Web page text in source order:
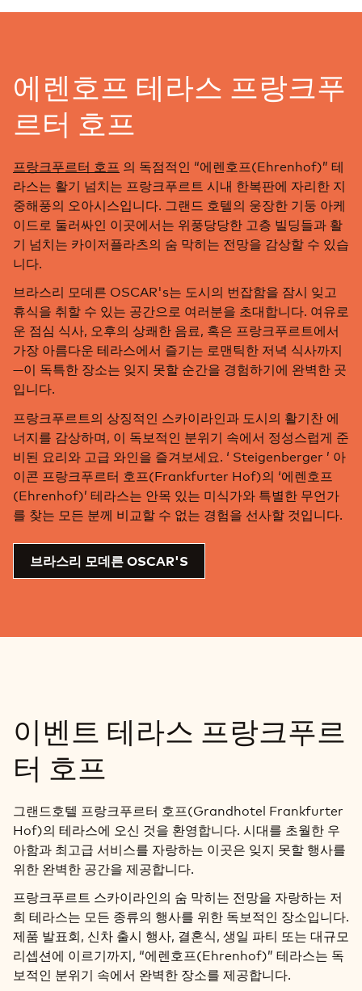
에렌호프 테라스 프랑크푸
르터 호프
프랑크푸르터 호프 의 독점적인 “에렌호프(Ehrenhof)” 테
라스는 활기 넘치는 프랑크푸르트 시내 한복판에 자리한 지
중해풍의 오아시스입니다. 그랜드 호텔의 웅장한 기둥 아케
이드로 둘러싸인 이곳에서는 위풍당당한 고층 빌딩들과 활
기 넘치는 카이저플라츠의 숨 막히는 전망을 감상할 수 있습
니다.
브라스리 모데른 OSCAR's는 도시의 번잡함을 잠시 잊고
휴식을 취할 수 있는 공간으로 여러분을 초대합니다. 여유로
운 점심 식사, 오후의 상쾌한 음료, 혹은 프랑크푸르트에서
가장 아름다운 테라스에서 즐기는 로맨틱한 저녁 식사까지
—이 독특한 장소는 잊지 못할 순간을 경험하기에 완벽한 곳
입니다.
프랑크푸르트의 상징적인 스카이라인과 도시의 활기찬 에
너지를 감상하며, 이 독보적인 분위기 속에서 정성스럽게 준
비된 요리와 고급 와인을 즐겨보세요. ‘ Steigenberger ’ 아
이콘 프랑크푸르터 호프(Frankfurter Hof)의 ‘에렌호프
(Ehrenhof)’ 테라스는 안목 있는 미식가와 특별한 무언가
를 찾는 모든 분께 비교할 수 없는 경험을 선사할 것입니다.
브라스리 모데른 OSCAR'S
이벤트 테라스 프랑크푸르
터 호프
그랜드호텔 프랑크푸르터 호프(Grandhotel Frankfurter
Hof)의 테라스에 오신 것을 환영합니다. 시대를 초월한 우
아함과 최고급 서비스를 자랑하는 이곳은 잊지 못할 행사를
위한 완벽한 공간을 제공합니다.
프랑크푸르트 스카이라인의 숨 막히는 전망을 자랑하는 저
희 테라스는 모든 종류의 행사를 위한 독보적인 장소입니다.
제품 발표회, 신차 출시 행사, 결혼식, 생일 파티 또는 대규모
리셉션에 이르기까지, “에렌호프(Ehrenhof)” 테라스는 독
보적인 분위기 속에서 완벽한 장소를 제공합니다.